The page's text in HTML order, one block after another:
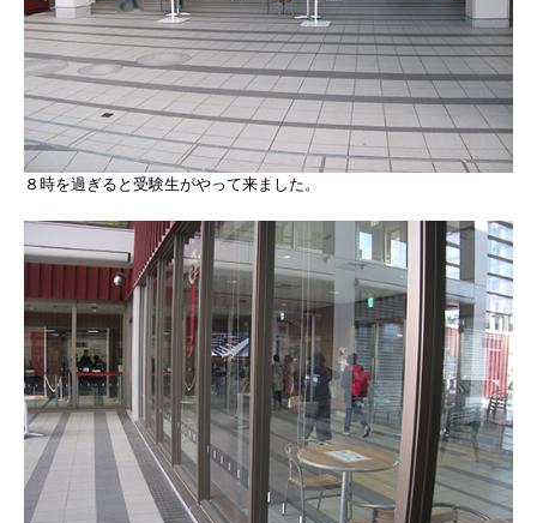
８時を過ぎると受験生がやって来ました。